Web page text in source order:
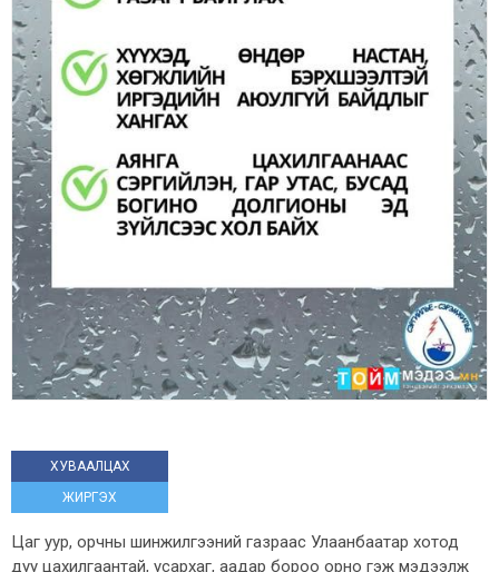
ХУВААЛЦАХ
ЖИРГЭХ
Цаг уур, орчны шинжилгээний газраас Улаанбаатар хотод
дуу цахилгаантай, усархаг, аадар бороо орно гэж мэдээлж